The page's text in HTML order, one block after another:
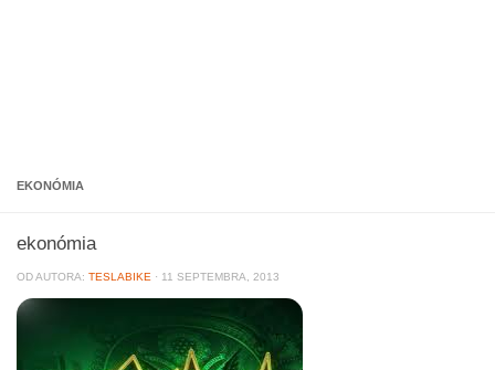
EKONÓMIA
ekonómia
OD AUTORA: TESLABIKE · 11 SEPTEMBRA, 2013